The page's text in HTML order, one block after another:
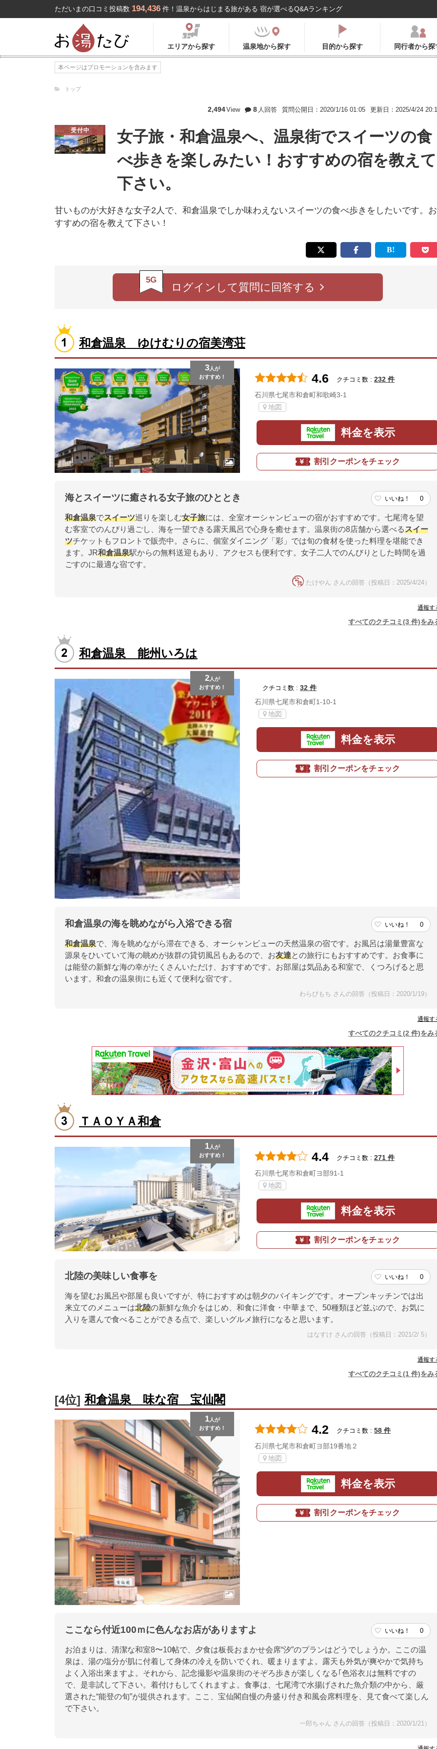
ただいまの口コミ投稿数 194,436 件！温泉からはじまる旅がある 宿が選べるQ&Aランキング
エリアから探す 温泉地から探す 目的から探す 同行者から探
本ページはプロモーションを含みます
トップ
2,494View 8 人回答 質問公開日：2020/1/16 01:05 更新日：2025/4/24
受付中
女子旅・和倉温泉へ、温泉街でスイーツの食
べ歩きを楽しみたい！おすすめの宿を教えて
下さい。
甘いものが大好きな女子2人で、和倉温泉でしか味わえないスイーツの食べ歩きをしたいです。お
すすめの宿を教えて下さい！
5G
ログインして質問に回答する
和倉温泉 ゆけむりの宿美湾荘
3人が
おすすめ！
4.6 クチコミ数 : 232 件
石川県七尾市和倉町和歌崎3-1
地図
料金を表示
割引クーポンをチェック
海とスイーツに癒される女子旅のひととき いいね！ 0
和倉温泉でスイーツ巡りを楽しむ女子旅には、全室オーシャンビューの宿がおすすめです。七尾湾を望
む客室でのんびり過ごし、海を一望できる露天風呂で心身を癒せます。温泉街の8店舗から選べるスイー
ツチケットもフロントで販売中。さらに、個室ダイニング「彩」では旬の食材を使った料理を堪能でき
ます。JR和倉温泉駅からの無料送迎もあり、アクセスも便利です。女子二人でのんびりとした時間を過
ごすのに最適な宿です。
たけやん さんの回答（投稿日：2025/4/24）
通報す
すべてのクチコミ(3 件)をみ
和倉温泉 能州いろは
2人が
おすすめ！
クチコミ数 : 32 件
石川県七尾市和倉町1-10-1
地図
料金を表示
割引クーポンをチェック
和倉温泉の海を眺めながら入浴できる宿 いいね！ 0
和倉温泉で、海を眺めながら滞在できる、オーシャンビューの天然温泉の宿です。お風呂は湯量豊富な
源泉をひいていて海の眺めが抜群の貸切風呂もあるので、お友達との旅行にもおすすめです。お食事に
は能登の新鮮な海の幸がたくさんいただけ、おすすめです。お部屋は気品ある和室で、くつろげると思
います。和倉の温泉街にも近くて便利な宿です。
わらびもち さんの回答（投稿日：2020/1/19）
通報す
すべてのクチコミ(2 件)をみ
ＴＡＯＹＡ和倉
1人が
おすすめ！
4.4 クチコミ数 : 271 件
石川県七尾市和倉町ヨ部91-1
地図
料金を表示
割引クーポンをチェック
北陸の美味しい食事を いいね！ 0
海を望むお風呂や部屋も良いですが、特におすすめは朝夕のバイキングです。オープンキッチンでは出
来立てのメニューは北陸の新鮮な魚介をはじめ、和食に洋食・中華まで、50種類ほど並ぶので、お気に
入りを選んで食べることができる点で、楽しいグルメ旅行になると思います。
はなすけ さんの回答（投稿日：2021/2/ 5）
通報す
すべてのクチコミ(1 件)をみ
[4位] 和倉温泉 味な宿 宝仙閣
1人が
おすすめ！
4.2 クチコミ数 : 58 件
石川県七尾市和倉町ヨ部19番地２
地図
料金を表示
割引クーポンをチェック
ここなら付近100ｍに色んなお店がありますよ いいね！ 0
お泊まりは、清潔な和室8〜10帖で、夕食は板長おまかせ会席“汐”のプランはどうでしょうか。ここの温
泉は、湯の塩分が肌に付着して身体の冷えを防いでくれ、暖まりますよ。露天も外気が爽やかで気持ち
よく入浴出来ますよ。それから、記念撮影や温泉街のそぞろ歩きが楽しくなる｢色浴衣｣は無料ですの
で、是非試して下さい。着付けもしてくれますよ。食事は、七尾湾で水揚げされた魚介類の中から、厳
選された“能登の旬”が提供されます。ここ、宝仙閣自慢の舟盛り付き和風会席料理を、見て食べて楽しん
で下さい。
一郎ちゃん さんの回答（投稿日：2020/1/21）